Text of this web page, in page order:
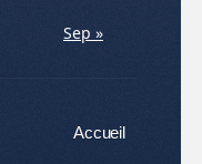
Sep »
Accueil